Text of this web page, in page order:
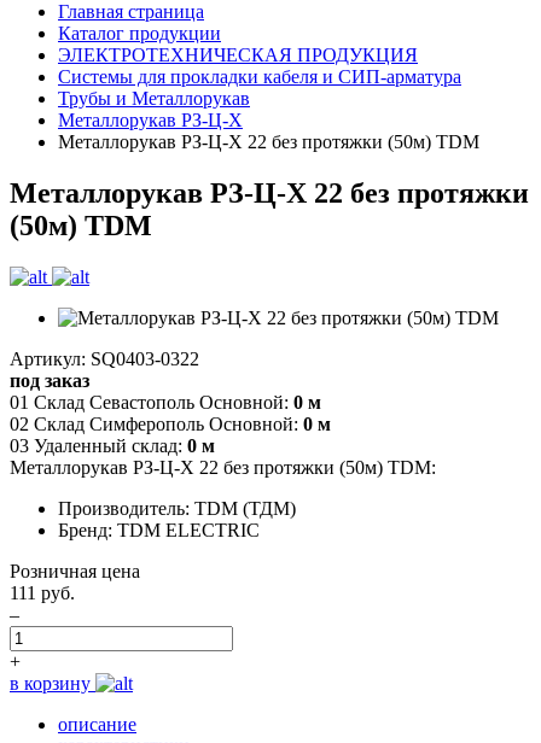
Главная страница
Каталог продукции
ЭЛЕКТРОТЕХНИЧЕСКАЯ ПРОДУКЦИЯ
Системы для прокладки кабеля и СИП-арматура
Трубы и Металлорукав
Металлорукав РЗ-Ц-Х
Металлорукав РЗ-Ц-Х 22 без протяжки (50м) TDM
Металлорукав РЗ-Ц-Х 22 без протяжки
(50м) TDM
Артикул: SQ0403-0322
под заказ
01 Склад Севастополь Основной: 0 м
02 Склад Симферополь Основной: 0 м
03 Удаленный склад: 0 м
Металлорукав РЗ-Ц-Х 22 без протяжки (50м) TDM:
Производитель: TDM (ТДМ)
Бренд: TDM ELECTRIC
Розничная цена
111 руб.
–
+
в корзину
описание